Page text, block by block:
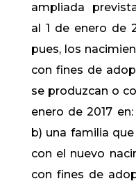
ampliada
al 1 de enero de
pues, los
con fines de
se produzcan o
enero de 2017
b) una familia
con el nuevo
con fines de